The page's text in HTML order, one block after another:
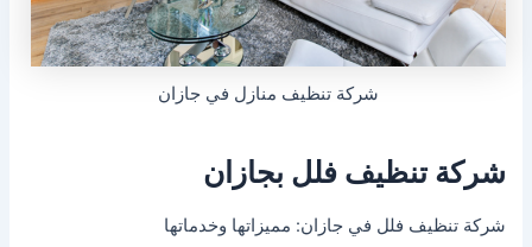
شركة تنظيف منازل في جازان
شركة تنظيف فلل بجازان
شركة تنظيف فلل في جازان: مميزاتها وخدماتها